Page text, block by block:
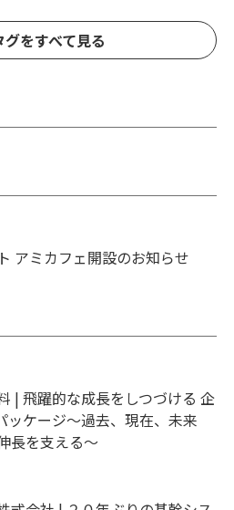
グをすべて見る
アミカフェ開設のお知らせ
| 飛躍的な成長をしつづける 企
ッケージ～過去、現在、未来
長を支える～